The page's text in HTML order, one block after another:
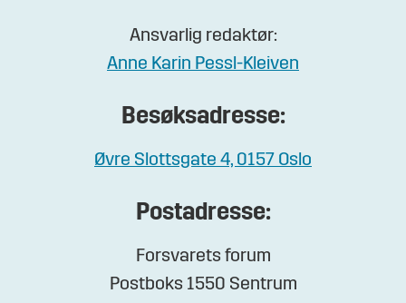
Ansvarlig redaktør:
Anne Karin Pessl-Kleiven
Besøksadresse:
Øvre Slottsgate 4, 0157 Oslo
Postadresse:
Forsvarets forum
Postboks 1550 Sentrum